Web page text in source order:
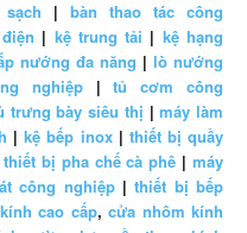
| bàn thao tác công
| kệ trung tải | kệ hạng
nướng đa năng |lò nướng
nghiệp|tủ cơm công
trưng bày siêu thị |máy làm
|kệ bếp inox| thiết bị quầy
thiết bị pha chế cà phê | máy
công nghiệp|thiết bị bếp
cao cấp,cửa nhôm kính